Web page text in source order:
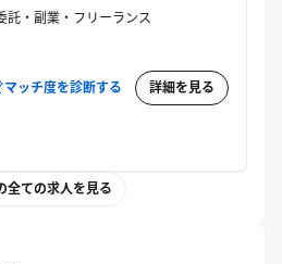
託・副業・フリーランス
マッチ度を診断する 詳細を見る
ての求人を見る